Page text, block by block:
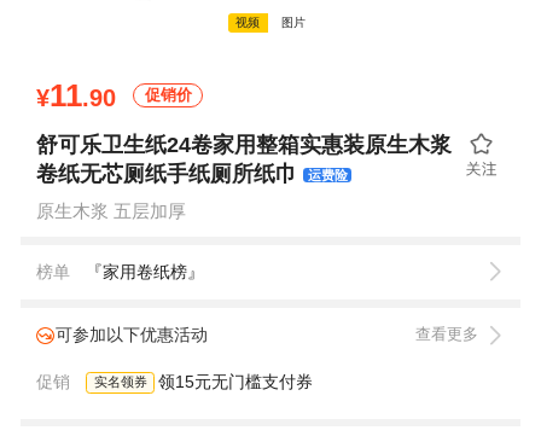
视频 图片
¥11.90 促销价
舒可乐卫生纸24卷家用整箱实惠装原生木浆
卷纸无芯厕纸手纸厕所纸巾 运费险
原生木浆 五层加厚
榜单 『家用卷纸榜』
可参加以下优惠活动 查看更多
促销 实名领券 领15元无门槛支付券